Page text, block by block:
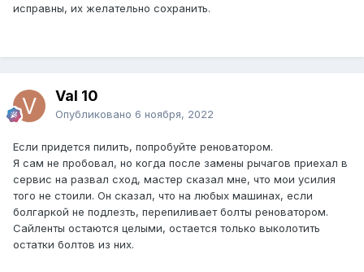
исправны, их желательно сохранить.
Val 10
Опубликовано 6 ноября, 2022
Если придется пилить, попробуйте реноватором.
Я сам не пробовал, но когда после замены рычагов приехал в
сервис на развал сход, мастер сказал мне, что мои усилия
того не стоили. Он сказал, что на любых машинах, если
болгаркой не подлезть, перепиливает болты реноватором.
Сайленты остаются целыми, остается только выколотить
остатки болтов из них.